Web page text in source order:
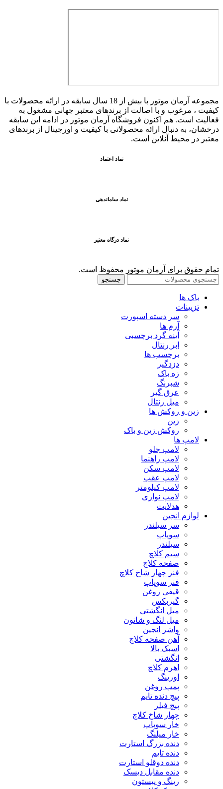
مجموعه آرمان موتور با بیش از 18 سال سابقه در ارائه محصولات با
کيفيت ، مرغوب و با اصالت از برندهای معتبر جهانی مشغول به
فعاليت است. هم اکنون فروشگاه آرمان موتور در ادامه اين سابقه
درخشان، به دنبال ارائه محصولاتی با کيفيت و اورجينال از برندهای
معتبر در محيط آنلاين است.
نماد اعتماد
نماد ساماندهی
نماد درگاه معتبر
تمام حقوق برای آرمان موتور محفوظ است.
جستجو
باک ها
تزیینات
سر دسته اسپورت
آرم ها
آینه گرد برچسبی
ابر رنتال
برچسب ها
دزدگیر
زه باک
شبرنگ
عرق گیر
میل رنتال
زین و روکش ها
زین
روکش زین و باک
لامپ ها
لامپ جلو
لامپ راهنما
لامپ سکن
لامپ عقب
لامپ کیلومتر
لامپ نواری
هدلایت
لوازم انجین
سر سیلندر
سوپاپ
سیلندر
سیم کلاچ
صفحه کلاچ
فنر چهار شاخ کلاچ
فنر سوپاپ
قیفی روغن
گیربکس
میل انگشتی
میل لنگ و شاتون
واشر انجین
آهن صفحه کلاچ
اسبک بالا
انگشتی
اهرم کلاچ
اورینگ
پمپ روغن
پیچ دنده تایم
پیچ فیلر
چهار شاخ کلاچ
خار سوپاپ
خار میلنگ
دنده بزرگ استارت
دنده تایم
دنده دوقلو استارت
دنده مقابل دیسک
رینگ و پیستون